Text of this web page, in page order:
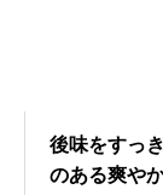
後味をすっ
のある爽や